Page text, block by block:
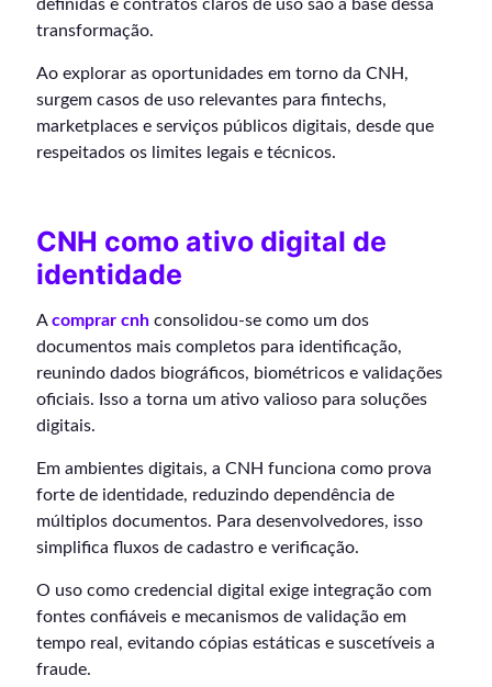
definidas e contratos claros de uso são a base dessa
transformação.
Ao explorar as oportunidades em torno da CNH,
surgem casos de uso relevantes para fintechs,
marketplaces e serviços públicos digitais, desde que
respeitados os limites legais e técnicos.
CNH como ativo digital de
identidade
Acomprar cnh consolidou-se como um dos
documentos mais completos para identificação,
reunindo dados biográficos, biométricos e validações
oficiais. Isso a torna um ativo valioso para soluções
digitais.
Em ambientes digitais, a CNH funciona como prova
forte de identidade, reduzindo dependência de
múltiplos documentos. Para desenvolvedores, isso
simplifica fluxos de cadastro e verificação.
O uso como credencial digital exige integração com
fontes confiáveis e mecanismos de validação em
tempo real, evitando cópias estáticas e suscetíveis a
fraude.